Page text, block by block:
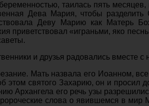
таилась пять месяцев,
Дева Мария, чтобы
Деву Марию как Матерь
«играньми, яко
и друзья радовались вместе с
Мать назвала его Иоанном,
этом святого Захарию, он и просил
Архангела его речь узы
слова о явившемся в мир